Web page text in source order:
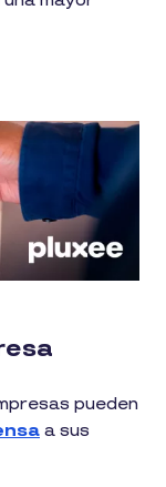
pueden
a sus